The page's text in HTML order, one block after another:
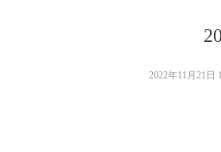
2022年11月21日